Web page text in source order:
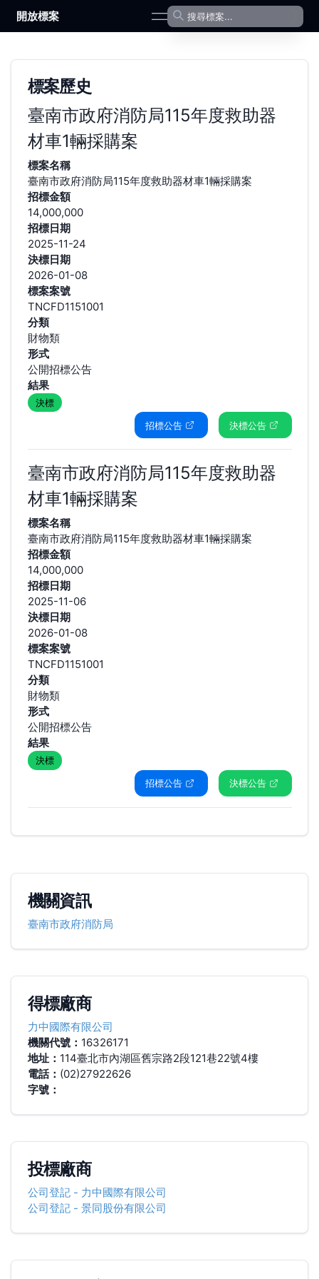
開放標案 open navigation menu
標案歷史
臺南市政府消防局115年度救助器
材車1輛採購案
標案名稱
臺南市政府消防局115年度救助器材車1輛採購案
招標金額
14,000,000
招標日期
2025-11-24
決標日期
2026-01-08
標案案號
TNCFD1151001
分類
財物類
形式
公開招標公告
結果
決標
招標公告
決標公告
臺南市政府消防局115年度救助器
材車1輛採購案
標案名稱
臺南市政府消防局115年度救助器材車1輛採購案
招標金額
14,000,000
招標日期
2025-11-06
決標日期
2026-01-08
標案案號
TNCFD1151001
分類
財物類
形式
公開招標公告
結果
決標
招標公告
決標公告
機關資訊
臺南市政府消防局
得標廠商
力中國際有限公司
機關代號： 16326171
地址： 114臺北市內湖區舊宗路2段121巷22號4樓
電話： (02)27922626
字號：
投標廠商
公司登記- 力中國際有限公司
公司登記- 景同股份有限公司